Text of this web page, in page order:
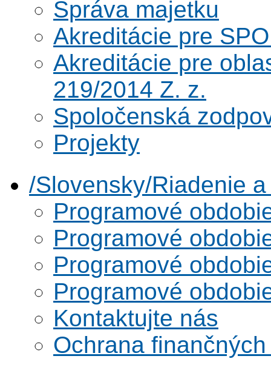
Správa majetku
Akreditácie pre
Akreditácie pre
219/2014 Z. z.
Spoločenská
Projekty
/Slovensky/Riadenie
Programové
Programové
Programové
Programové
Kontaktujte nás
Ochrana